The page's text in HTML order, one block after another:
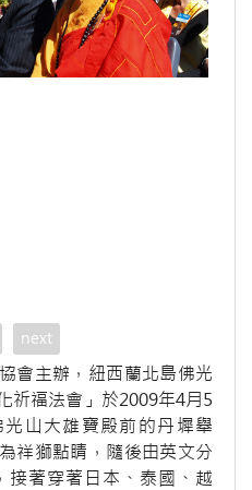
next
會主辦，紐西蘭北島佛光
祈福法會」於2009年4月5
山大雄寶殿前的丹墀舉
祥獅點睛，隨後由英文分
接著穿著日本、泰國、越